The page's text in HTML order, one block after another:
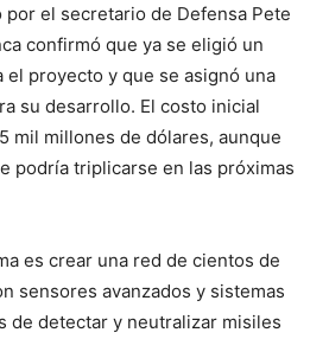
por el secretario de Defensa Pete
confirmó que ya se eligió un
proyecto y que se asignó una
su desarrollo. El costo inicial
mil millones de dólares, aunque
podría triplicarse en las próximas
es crear una red de cientos de
sensores avanzados y sistemas
de detectar y neutralizar misiles